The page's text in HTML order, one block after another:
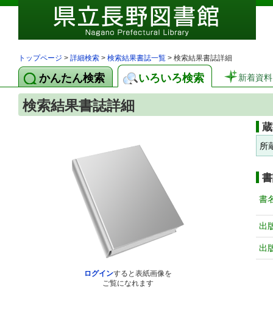
トップページ > 詳細検索 > 検索結果書誌一覧 > 検索結果書誌詳細
かんたん検索 いろいろ検索 新着資料
検索結果書誌詳細
ログインすると表紙画像を
ご覧になれます
所
書
出
出